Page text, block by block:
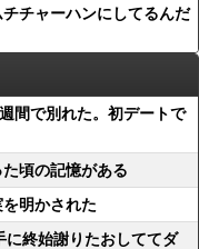
チャーハンにしてるんだ
間で別れた。初デートで
頃の記憶がある
明かされた
に終始謝りたおしててダ